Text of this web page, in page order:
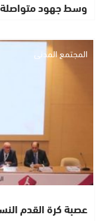
وسط جهود
المجتمع المدني
عصبة كرة القدم